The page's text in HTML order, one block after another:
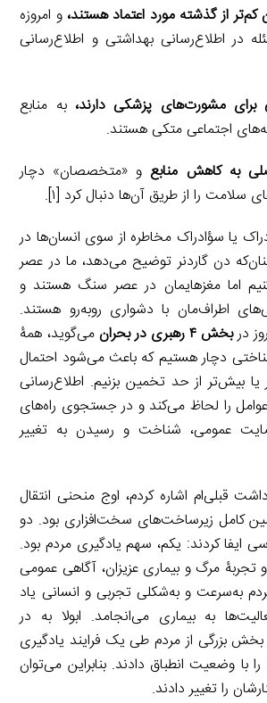
کم‌تر از گذشته مورد اعتماد هستند،و امروزه
در اطلاع‌رسانی بهداشتی و اطلاع‌رسانی
برای مشورت‌های پزشکی دارند،به منابع
اجتماعی متکی هستند.
به کاهش منابع و «متخصصان» دچار
سلامت را از طریق آن‌ها دنبال کرد [۱].
یا سؤادراک مخاطره از سوی انسان‌ها در
دن گاردنر توضیح می‌دهد، ما در عصر
اما مغزهایمان در عصر سنگ هستند و
اطراف‌مان با دشواری روبه‌رو هستند.
دربخش ۴ رهبری در بحران
می‌گوید، همۀ
دچار هستیم که باعث می‌شود احتمال
یا بیش‌تر از حد تخمین بزنیم. اطلاع‌رسانی
را لحاظ می‌کند و در جستجوی راه‌های
عمومی، شناخت و رسیدن به تغییر
قبلی‌ام اشاره کردم، اوج منحنی انتقال
کامل زیرساخت‌های سخت‌افزاری بود. دو
ایفا کردند: یکم، سهم یادگیری مردم بود.
و تجربۀ مرگ و بیماری عزیزان، آگاهی عمومی
به‌سرعت و به‌شکلی تجربی و انسانی یاد
به بیماری می‌انجامد. ابولا به در
بزرگی از مردم طی یک فرایند یادگیری
وضعیت انطباق دادند. بنابراین می‌توان
را تغییر دادند.